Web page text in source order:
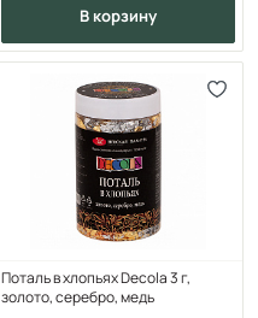
в корзину
Поталь в хлопьях Decola 3 г,
золото, серебро, медь